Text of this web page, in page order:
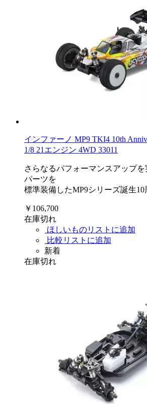
インファーノ MP9 TKI4 10th
1/8 21エンジン 4WD 33011
さらなるパフォーマンスアップ
パーツを
標準装備したMP9シリーズ誕生
￥106,700
在庫切れ
ほしいものリストに追加
比較リストに追加
新着
在庫切れ